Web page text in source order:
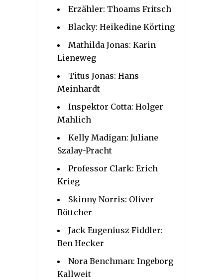
Erzähler: Thoams Fritsch
Blacky: Heikedine Körting
Mathilda Jonas: Karin
Lieneweg
Titus Jonas: Hans
Meinhardt
Inspektor Cotta: Holger
Mahlich
Kelly Madigan: Juliane
Szalay-Pracht
Professor Clark: Erich
Krieg
Skinny Norris: Oliver
Böttcher
Jack Eugeniusz Fiddler:
Ben Hecker
Nora Benchman: Ingeborg
Kallweit